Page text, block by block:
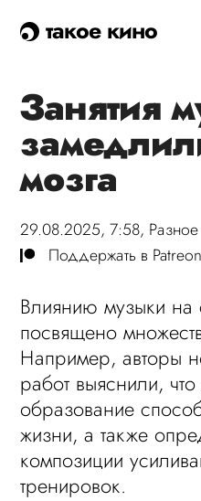
такое кино
Занятия
мозга
29.08.2025, 7:58, Разное
Поддержать в Patreon
Влиянию музыки на
посвящено
Например, авторы
работ выяснили,
образование
жизни, а также
композиции
тренировок.